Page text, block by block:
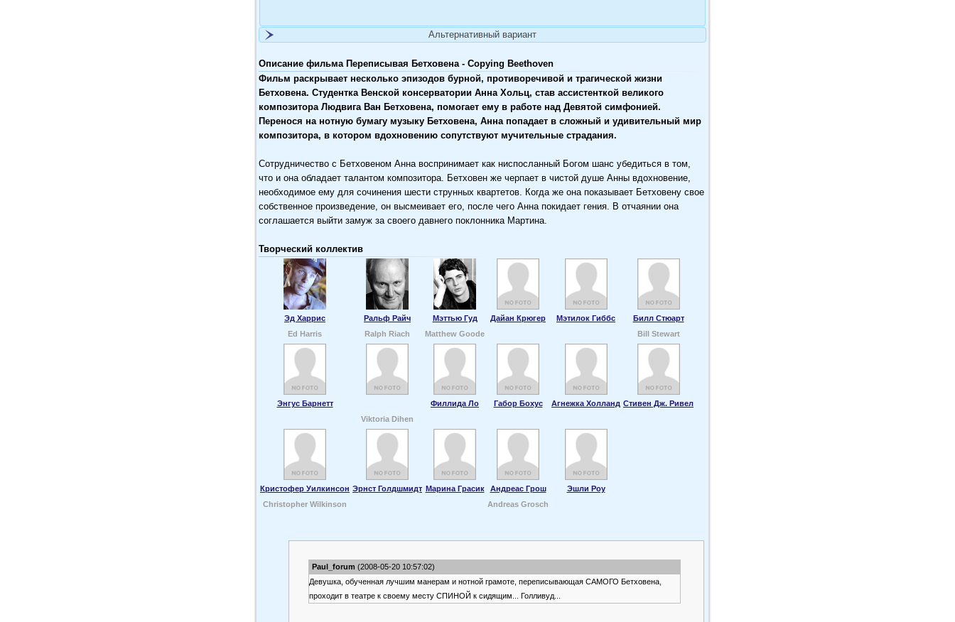
Альтернативный вариант
Описание фильма Переписывая Бетховена - Copying Beethoven
Фильм раскрывает несколько эпизодов бурной, противоречивой и трагической жизни
Бетховена. Студентка Венской консерватории Анна Хольц, став ассистенткой великого
композитора Людвига Ван Бетховена, помогает ему в работе над Девятой симфонией.
Перенося на нотную бумагу музыку Бетховена, Анна попадает в сложный и удивительный мир
композитора, в котором вдохновению сопутствуют мучительные страдания.
Сотрудничество с Бетховеном Анна воспринимает как ниспосланный Богом шанс убедиться в том,
что и она обладает талантом композитора. Бетховен же черпает в чистой душе Анны вдохновение,
необходимое ему для сочинения шести струнных квартетов. Когда же она показывает Бетховену свое
собственное произведение, он высмеивает его, после чего Анна покидает гения. В отчаянии она
соглашается выйти замуж за своего давнего поклонника Мартина.
Творческий коллектив
Эд Харрис Ральф Райч Мэттью Гуд Дайан Крюгер Мэтилок Гиббс
Билл Стюарт
Ed Harris
Ralph Riach Matthew Goode Bill Stewart
Энгус Барнетт Филлида Ло Габор Бохус Агнежка Холланд Стивен Дж. Ривел
Viktoria Dihen
Кристофер Уилкинсон Эрнст Голдшмидт Марина Грасик Андреас Грош
Эшли Роу
Christopher Wilkinson
Andreas Grosch
Paul_forum (2008-05-20 10:57:02)
Девушка, обученная лучшим манерам и нотной грамоте, переписывающая САМОГО Бетховена,
проходит в театре к своему месту СПИНОЙ к сидящим... Голливуд...